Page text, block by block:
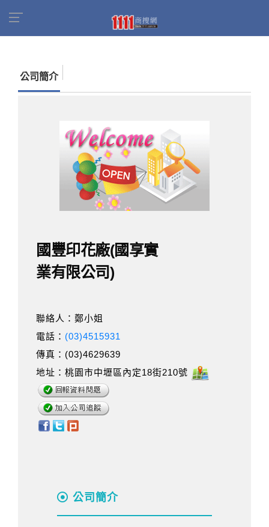
限公司)
公司簡介
國豐印花廠(國享實
業有限公司)
聯絡人：鄭小姐
電話： (03)4515931
傳真：(03)4629639
地址：桃園市中壢區內定18街210號
公司簡介